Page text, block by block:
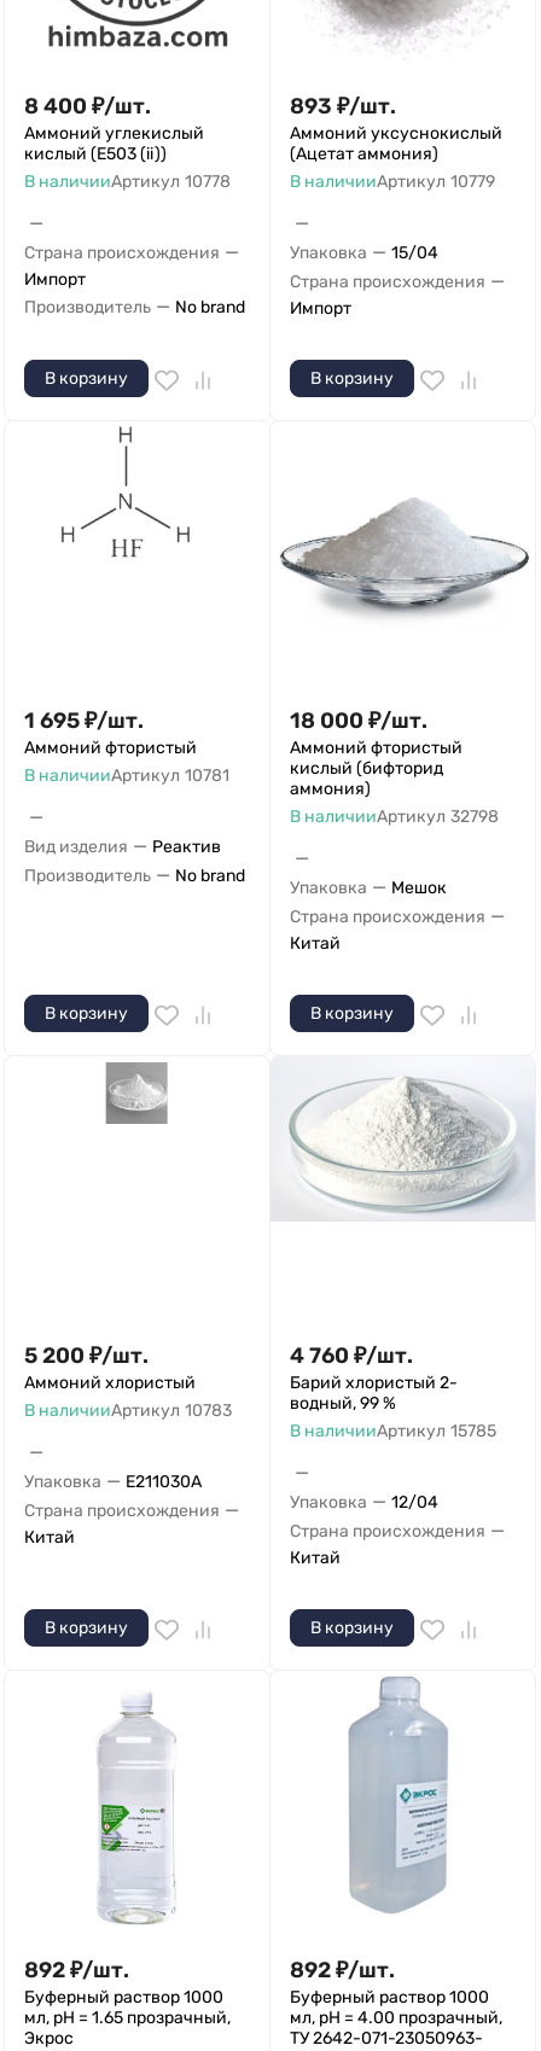
8 400 ₽/шт.
Аммоний углекислый
кислый (E503 (ii))
В наличииАртикул 10778
—
Страна происхождения —
Импорт
Производитель — No brand
В корзину
893 ₽/шт.
Аммоний уксуснокислый
(Ацетат аммония)
В наличииАртикул 10779
—
Упаковка — 15/04
Страна происхождения —
Импорт
В корзину
1 695₽/шт.
Аммоний фтористый
В наличииАртикул 10781
—
Вид изделия — Реактив
Производитель — No brand
В корзину
18 000 ₽/шт.
Аммоний фтористый
кислый (бифторид
аммония)
В наличииАртикул 32798
—
Упаковка — Мешок
Страна происхождения —
Китай
В корзину
5 200 ₽/шт.
Аммоний хлористый
В наличииАртикул 10783
—
Упаковка — Е211030А
Страна происхождения —
Китай
В корзину
4 760 ₽/шт.
Барий хлористый 2-
водный, 99 %
В наличииАртикул 15785
—
Упаковка — 12/04
Страна происхождения —
Китай
В корзину
892₽/шт.
Буферный раствор 1000
мл, рН = 1.65 прозрачный,
Экрос
892₽/шт.
Буферный раствор 1000
мл, рН = 4.00 прозрачный,
ТУ 2642-071-23050963-